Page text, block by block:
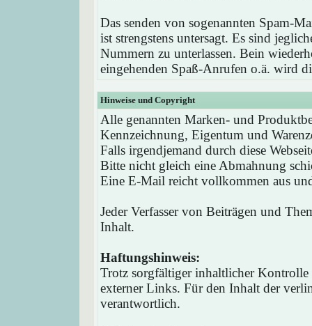
Das senden von sogenannten Spam-
ist strengstens untersagt. Es sind
Nummern zu unterlassen. Bein
eingehenden Spaß-Anrufen o.ä. wird
Hinweise und Copyright
Alle genannten Marken- und
Kennzeichnung, Eigentum und
Falls irgendjemand durch diese
Bitte nicht gleich eine Abmahnung
Eine E-Mail reicht vollkommen aus
Jeder Verfasser von Beiträgen und
Inhalt.
Haftungshinweis:
Trotz sorgfältiger inhaltlicher
externer Links. Für den Inhalt der
verantwortlich.